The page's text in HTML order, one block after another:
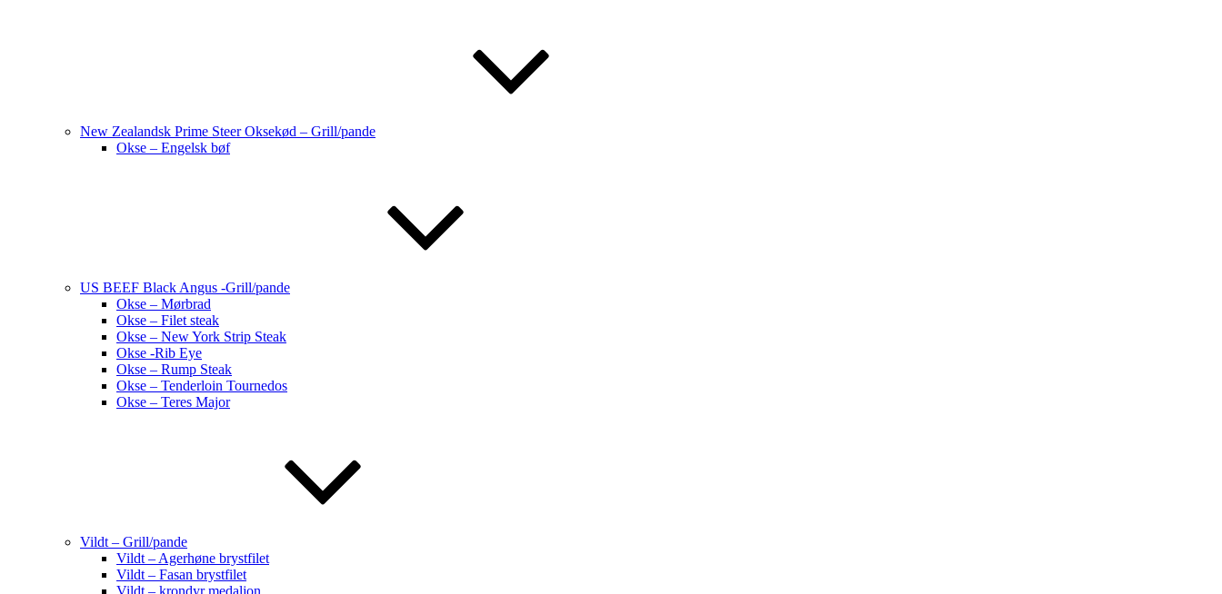
New Zealandsk Prime Steer Oksekød – Grill/pande
Okse – Engelsk bøf
US BEEF Black Angus -Grill/pande
Okse – Mørbrad
Okse – Filet steak
Okse – New York Strip Steak
Okse -Rib Eye
Okse – Rump Steak
Okse – Tenderloin Tournedos
Okse – Teres Major
Vildt – Grill/pande
Vildt – Agerhøne brystfilet
Vildt – Fasan brystfilet
Vildt – krondyr medaljon